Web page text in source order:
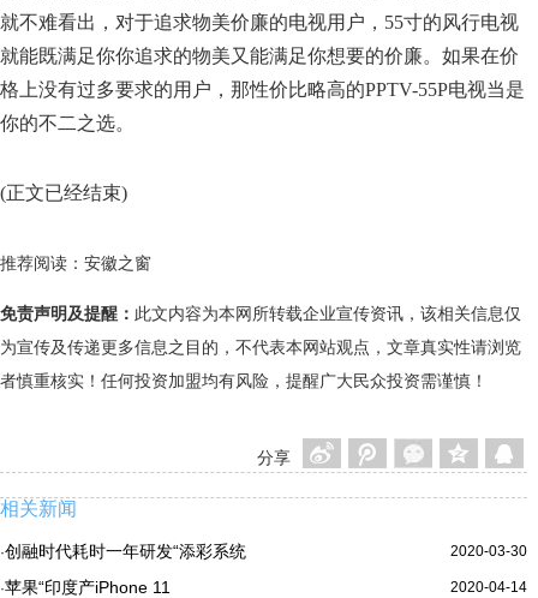
就不难看出，对于追求物美价廉的电视用户，55寸的风行电视
就能既满足你你追求的物美又能满足你想要的价廉。如果在价
格上没有过多要求的用户，那性价比略高的PPTV-55P电视当是
你的不二之选。
(正文已经结束)
推荐阅读： 安徽之窗
免责声明及提醒： 此文内容为本网所转载企业宣传资讯，该相关信息仅
为宣传及传递更多信息之目的，不代表本网站观点，文章真实性请浏览
者慎重核实！任何投资加盟均有风险，提醒广大民众投资需谨慎！
分享
相关新闻
2020-03-30
·创融时代耗时一年研发“添彩系统
2020-04-14
·苹果“印度产iPhone 11